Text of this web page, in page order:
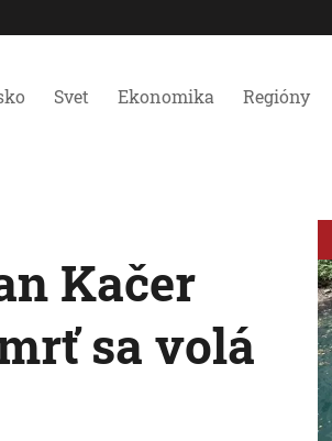
Svet Ekonomika Regióny
Kačer
sa volá